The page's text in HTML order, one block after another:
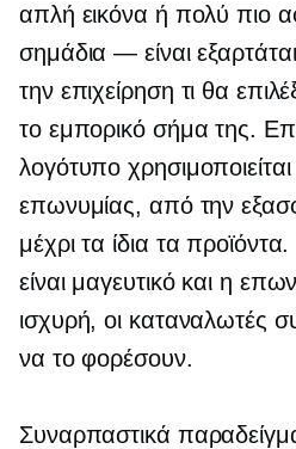
απλή εικόνα ή πολύ πιο
σημάδια — είναι
την επιχείρηση τι θα
το εμπορικό σήμα της.
λογότυπο
επωνυμίας, από την
μέχρι τα ίδια τα
είναι μαγευτικό και η
ισχυρή, οι καταναλωτές
να το φορέσουν.
Συναρπαστικά